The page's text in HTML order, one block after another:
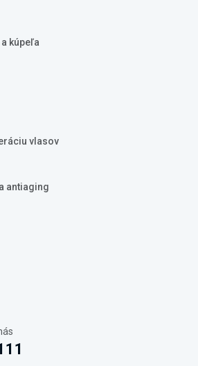
kúpeľa
vlasov
antiaging